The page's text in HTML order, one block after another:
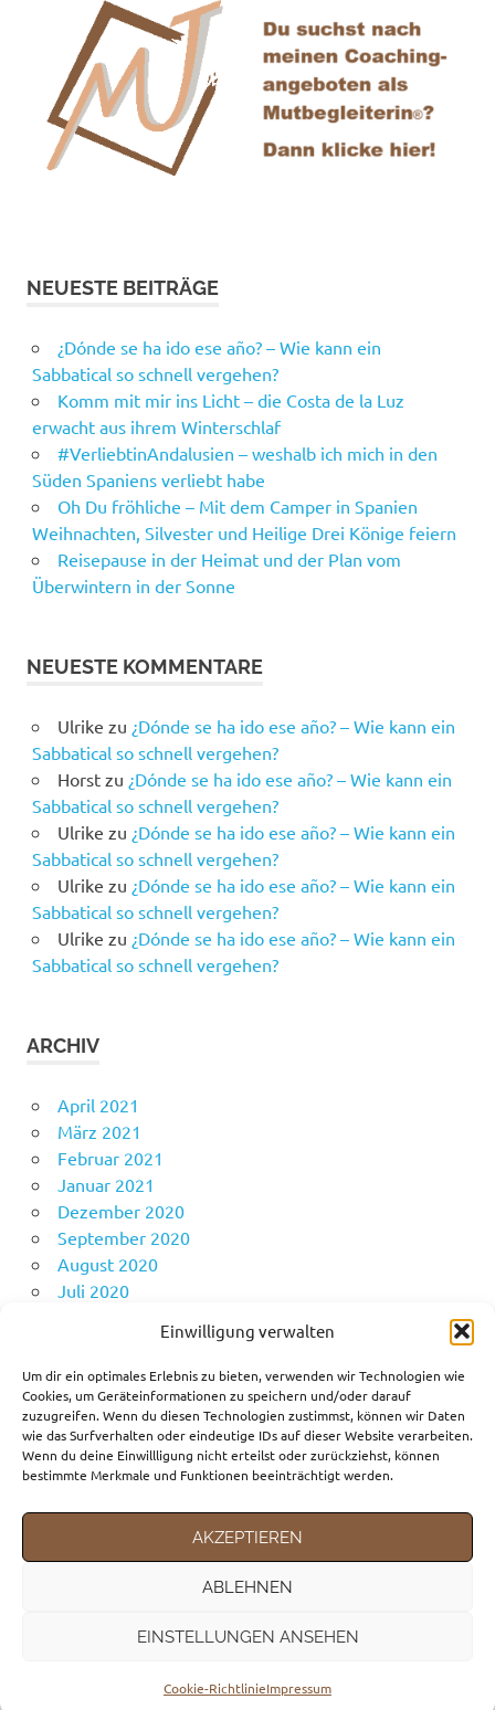
Einwilligung verwalten
Um dir ein optimales Erlebnis zu bieten, verwenden wir Technologien wie
Cookies, um Geräteinformationen zu speichern und/oder darauf
zuzugreifen. Wenn du diesen Technologien zustimmst, können wir Daten
wie das Surfverhalten oder eindeutige IDs auf dieser Website verarbeiten.
Wenn du deine Einwillligung nicht erteilst oder zurückziehst, können
bestimmte Merkmale und Funktionen beeinträchtigt werden.
AKZEPTIEREN
ABLEHNEN
EINSTELLUNGEN ANSEHEN
Cookie-RichtlinieImpressum
NEUESTE BEITRÄGE
¿Dónde se ha ido ese año? – Wie kann ein
Sabbatical so schnell vergehen?
Komm mit mir ins Licht – die Costa de la Luz
erwacht aus ihrem Winterschlaf
#VerliebtinAndalusien – weshalb ich mich in den
Süden Spaniens verliebt habe
Oh Du fröhliche – Mit dem Camper in Spanien
Weihnachten, Silvester und Heilige Drei Könige feiern
Reisepause in der Heimat und der Plan vom
Überwintern in der Sonne
NEUESTE KOMMENTARE
Ulrike zu ¿Dónde se ha ido ese año? – Wie kann ein
Sabbatical so schnell vergehen?
Horstzu ¿Dónde se ha ido ese año? – Wie kann ein
Sabbatical so schnell vergehen?
Ulrike zu ¿Dónde se ha ido ese año? – Wie kann ein
Sabbatical so schnell vergehen?
Ulrike zu ¿Dónde se ha ido ese año? – Wie kann ein
Sabbatical so schnell vergehen?
Ulrike zu ¿Dónde se ha ido ese año? – Wie kann ein
Sabbatical so schnell vergehen?
ARCHIV
April 2021
März 2021
Februar 2021
Januar 2021
Dezember 2020
September 2020
August 2020
Juli 2020
April 2020
KATEGORIEN
Fortbewegungsmittel
Reiseziele